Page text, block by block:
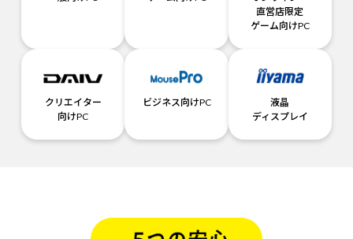
直営店限定
ゲーム向けPC
クリエイター
向けPC
ビジネス向けPC
液晶
ディスプレイ